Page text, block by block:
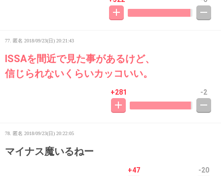
77. 匿名 2018/09/23(日) 20:21:43
ISSAを間近で見た事があるけど、
信じられないくらいカッコいい。
+281 -2
78. 匿名 2018/09/23(日) 20:22:05
マイナス魔いるねー
+47 -20